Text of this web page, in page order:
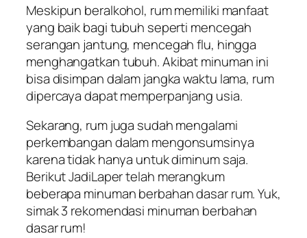
Meskipun beralkohol, rum memiliki manfaat
yang baik bagi tubuh seperti mencegah
serangan jantung, mencegah flu, hingga
menghangatkan tubuh. Akibat minuman ini
bisa disimpan dalam jangka waktu lama, rum
dipercaya dapat memperpanjang usia.
Sekarang, rum juga sudah mengalami
perkembangan dalam mengonsumsinya
karena tidak hanya untuk diminum saja.
BerikutJadiLapertelah merangkum
beberapa minuman berbahan dasar rum. Yuk,
simak 3 rekomendasi minuman berbahan
dasar rum!